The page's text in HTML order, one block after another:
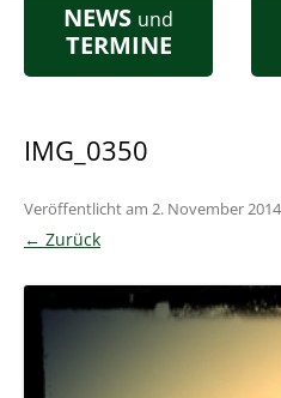
NEWS und
TERMINE
IMG_0350
Veröffentlicht am 2. November 2014
← Zurück